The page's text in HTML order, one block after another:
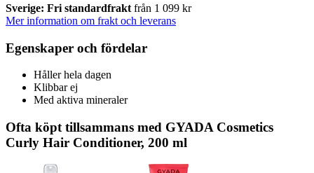
Sverige: Fri standardfrakt från 1 099 kr
Mer information om frakt och leverans
Egenskaper och fördelar
Håller hela dagen
Klibbar ej
Med aktiva mineraler
Ofta köpt tillsammans med GYADA Cosmetics
Curly Hair Conditioner, 200 ml